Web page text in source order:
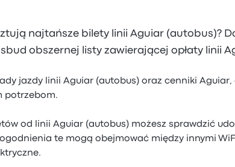
najtańsze bilety linii Aguiar (autobus)?
obszernej listy zawierającej opłaty linii
jazdy linii Aguiar (autobus) oraz cenniki
potrzebom.
od linii Aguiar (autobus) możesz sprawdzić
te mogą obejmować między innymi